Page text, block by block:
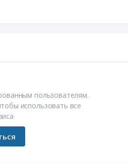
пользователям.
использовать все